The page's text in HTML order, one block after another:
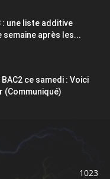
: une liste additive
semaine après les...
ce samedi : Voici
(Communiqué)
1023